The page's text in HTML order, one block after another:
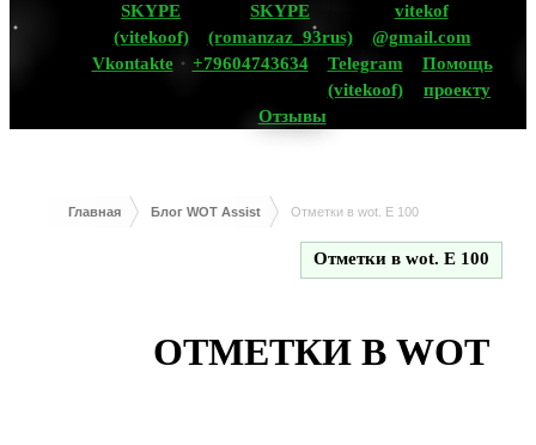
SKYPE
(vitekoof)
SKYPE
(romanzaz_93rus)
vitekof
@gmail.com
Vkontakte
+79604743634
Telegram
(vitekoof)
Помощь
проекту
Отзывы
Главная Блог WOT Assist Отметки в wot. E 100
Отметки в wot. E 100
ОТМЕТКИ В WOT